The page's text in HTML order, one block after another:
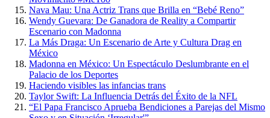
Nava Mau: Una Actriz Trans que Brilla en “Bebé Reno”
Wendy Guevara: De Ganadora de Reality a Compartir
Escenario con Madonna
La Más Draga: Un Escenario de Arte y Cultura Drag en
México
Madonna en México: Un Espectáculo Deslumbrante en el
Palacio de los Deportes
Haciendo visibles las infancias trans
Taylor Swift: La Influencia Detrás del Éxito de la NFL
“El Papa Francisco Aprueba Bendiciones a Parejas del Mismo